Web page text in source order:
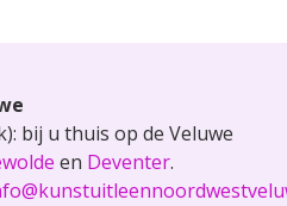
bij u thuis op de Veluwe
en Deventer.